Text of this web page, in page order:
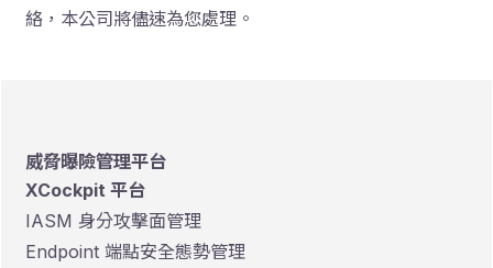
絡，本公司將儘速為您處理。
威脅曝險管理平台
XCockpit 平台
IASM 身分攻擊面管理
Endpoint 端點安全態勢管理